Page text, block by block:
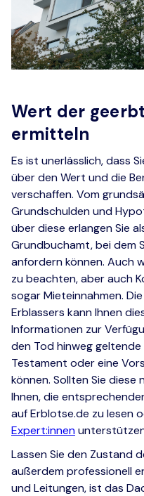
Wert der
ermitteln
Es ist unerlässlich, dass
über den Wert und die
verschaffen. Vom
Grundschulden und
über diese erlangen Sie
Grundbuchamt, bei dem
anfordern können. Auch
zu beachten, aber auch
sogar Mieteinnahmen.
Erblassers kann Ihnen
Informationen zur
den Tod hinweg
Testament oder eine
können. Sollten Sie
Ihnen, die
auf Erblotse.de zu lesen
Expert:innen
Lassen Sie den Zustand
außerdem professionell
und Leitungen, ist das